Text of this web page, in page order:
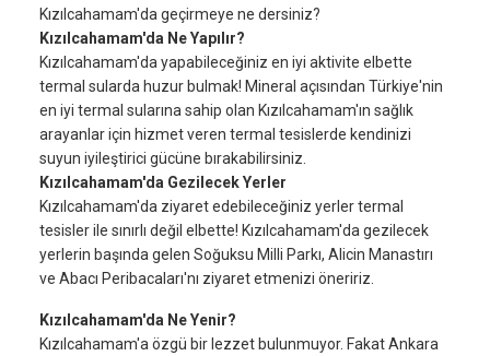
Kızılcahamam'da geçirmeye ne dersiniz?
Kızılcahamam'da Ne Yapılır?
Kızılcahamam'da yapabileceğiniz en iyi aktivite elbette
termal sularda huzur bulmak! Mineral açısından Türkiye'nin
en iyi termal sularına sahip olan Kızılcahamam'ın sağlık
arayanlar için hizmet veren termal tesislerde kendinizi
suyun iyileştirici gücüne bırakabilirsiniz.
Kızılcahamam'da Gezilecek Yerler
Kızılcahamam'da ziyaret edebileceğiniz yerler termal
tesisler ile sınırlı değil elbette! Kızılcahamam'da gezilecek
yerlerin başında gelen Soğuksu Milli Parkı, Alicin Manastırı
ve Abacı Peribacaları'nı ziyaret etmenizi öneririz.
Kızılcahamam'da Ne Yenir?
Kızılcahamam'a özgü bir lezzet bulunmuyor. Fakat Ankara